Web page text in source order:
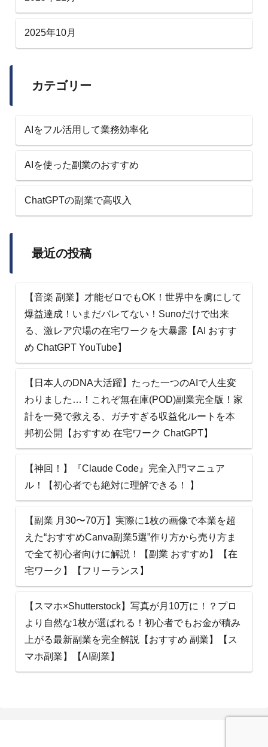
2025年10月
カテゴリー
AIをフル活用して業務効率化
AIを使った副業のおすすめ
ChatGPTの副業で高収入
最近の投稿
【音楽 副業】才能ゼロでもOK！世界中を虜にして
爆益達成！いまだバレてない！Sunoだけで出来
る、激レア穴場の在宅ワークを大暴露【AI おすす
め ChatGPT YouTube】
【日本人のDNA大活躍】たった一つのAIで人生変
わりました…！これぞ無在庫(POD)副業完全版！家
計を一発で救える、ガチすぎる収益化ルートを本
邦初公開【おすすめ 在宅ワーク ChatGPT】
【神回！】『Claude Code』完全入門マニュア
ル！【初心者でも絶対に理解できる！ 】
【副業 月30〜70万】実際に1枚の画像で本業を超
えた“おすすめCanva副業5選”作り方から売り方ま
で全て初心者向けに解説！【副業 おすすめ】【在
宅ワーク】【フリーランス】
【スマホ×Shutterstock】写真が月10万に！？プロ
より自然な1枚が選ばれる！初心者でもお金が積み
上がる最新副業を完全解説【おすすめ 副業】【ス
マホ副業】【AI副業】